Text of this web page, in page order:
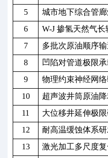
5
城市地下综合管
6
W-J掺氢天然气长
7
多批次原油顺序
8
凹陷对管道极限
9
物理约束神经网
10
超声波井筒原油
11
大位移井延伸极
12
耐高温缓蚀体系
13
激光加工多尺度